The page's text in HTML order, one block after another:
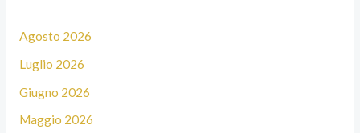
Agosto 2026
Luglio 2026
Giugno 2026
Maggio 2026